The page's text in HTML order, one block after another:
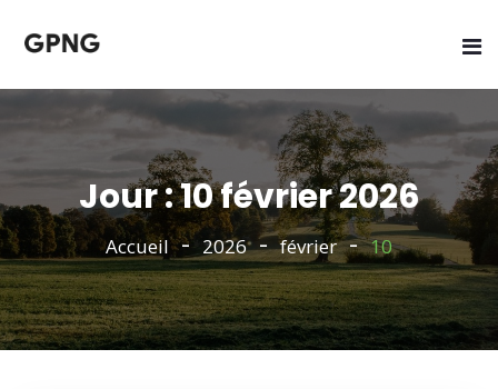
Jour : 10 février 2026
Accueil 2026 février 10